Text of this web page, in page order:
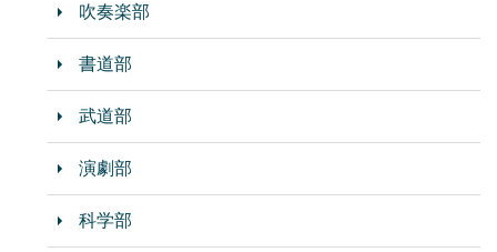
吹奏楽部
書道部
武道部
演劇部
科学部